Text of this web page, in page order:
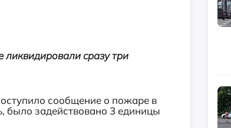
сразу три
сообщение о пожаре в
было задействовано 3 единицы